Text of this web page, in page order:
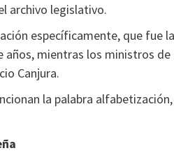
archivo legislativo.
específicamente, que fue la
años, mientras los ministros de
Canjura.
la palabra alfabetización,